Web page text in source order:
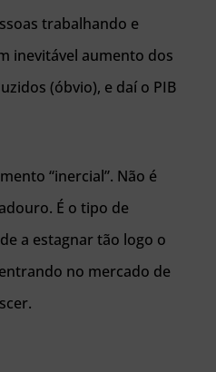
trabalhando e
inevitável aumento dos
(óbvio), e daí o PIB
“inercial”. Não é
É o tipo de
a estagnar tão logo o
no mercado de